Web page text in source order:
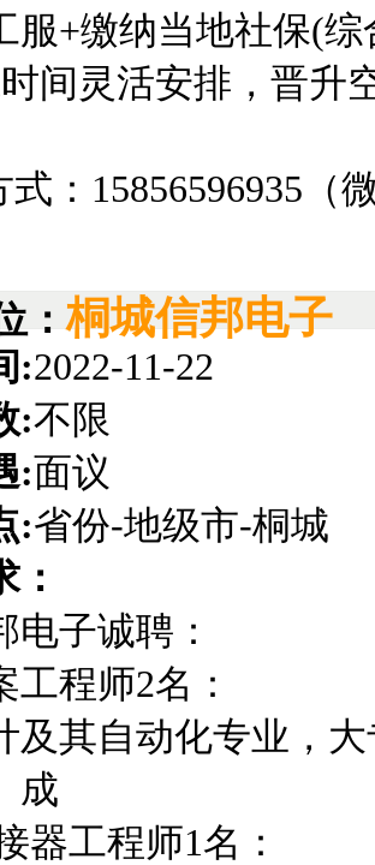
服+缴纳当地社保(综
间灵活安排，晋升
：15856596935（
：桐城信邦电子
:2022-11-22
:不限
:面议
:省份-地级市-桐城
：
电子诚聘：
工程师2名：
及其自动化专业，
成
器工程师1名：